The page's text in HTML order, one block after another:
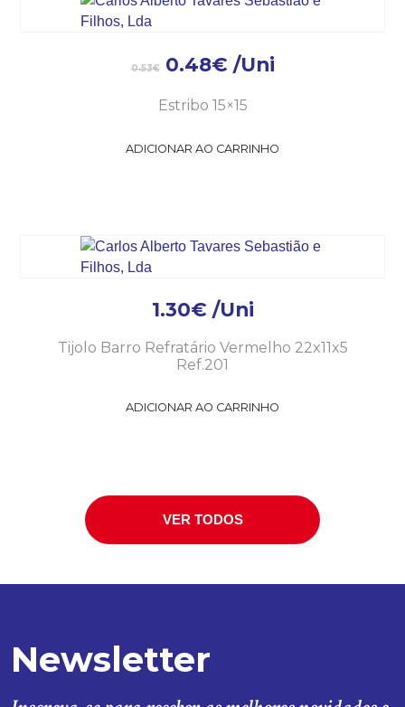
0.53€ 0.48€ /Uni
Estribo 15×15
ADICIONAR AO CARRINHO
1.30€ /Uni
Tijolo Barro Refratário Vermelho 22x11x5
Ref.201
ADICIONAR AO CARRINHO
VER TODOS
Newsletter